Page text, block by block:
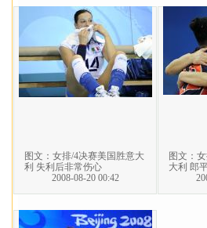
图文：女排/4决赛美国胜意大
利 失利后非常伤心
2008-08-20 00:42
图文：
大利 郎